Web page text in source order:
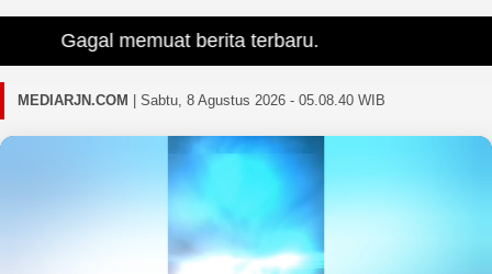
Gagal memuat berita terbaru.
MEDIARJN.COM Sabtu, 8 Agustus 2026 - 05.08.41 WIB